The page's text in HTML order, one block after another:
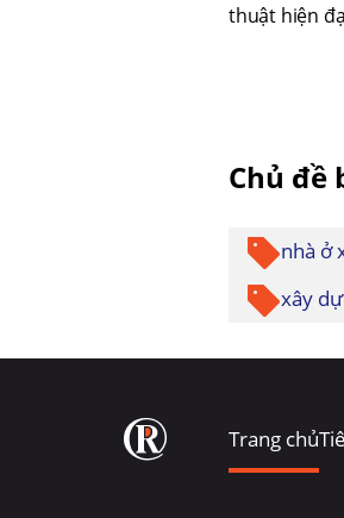
thuật hiện
Chủ đề
nhà ở
xây
Trang chủ